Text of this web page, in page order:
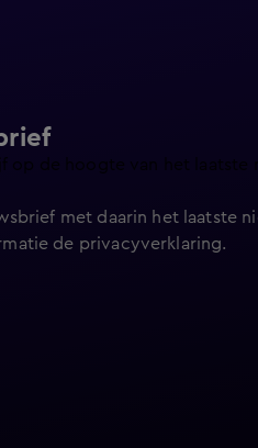
de hoogte van het laatste
met daarin het laatste
de privacyverklaring.